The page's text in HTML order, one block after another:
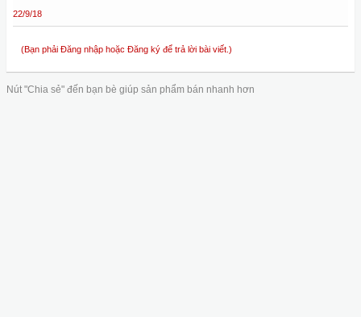
22/9/18
(Bạn phải Đăng nhập hoặc Đăng ký để trả lời bài viết.)
Nút "Chia sẻ" đến bạn bè giúp sản phẩm bán nhanh hơn